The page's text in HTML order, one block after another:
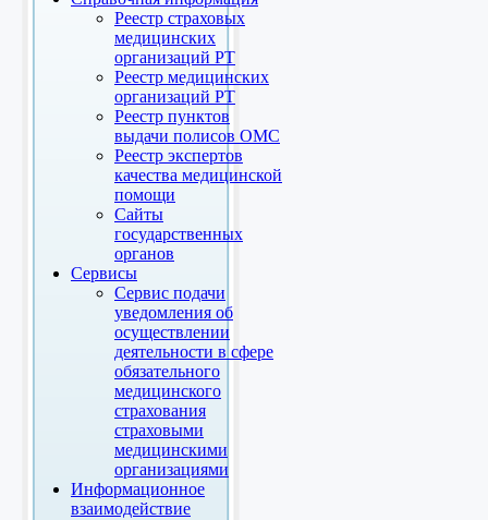
Реестр страховых
медицинских
организаций РТ
Реестр медицинских
организаций РТ
Реестр пунктов
выдачи полисов ОМС
Реестр экспертов
качества медицинской
помощи
Сайты
государственных
органов
Сервисы
Сервис подачи
уведомления об
осуществлении
деятельности в сфере
обязательного
медицинского
страхования
страховыми
медицинскими
организациями
Информационное
взаимодействие